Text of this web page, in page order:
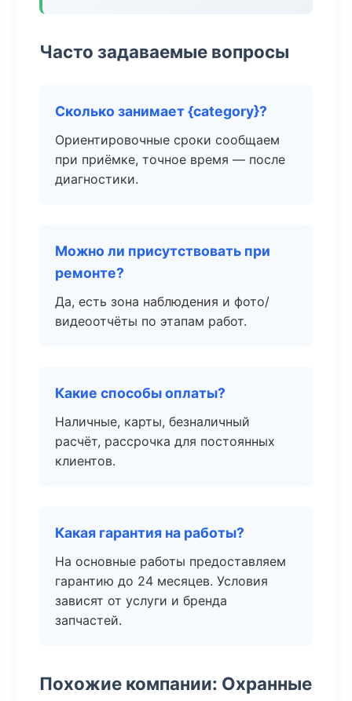
Часто задаваемые вопросы
Сколько занимает {category}?
Ориентировочные сроки сообщаем
при приёмке, точное время — после
диагностики.
Можно ли присутствовать при
ремонте?
Да, есть зона наблюдения и фото/
видеоотчёты по этапам работ.
Какие способы оплаты?
Наличные, карты, безналичный
расчёт, рассрочка для постоянных
клиентов.
Какая гарантия на работы?
На основные работы предоставляем
гарантию до 24 месяцев. Условия
зависят от услуги и бренда
запчастей.
Похожие компании: Охранные